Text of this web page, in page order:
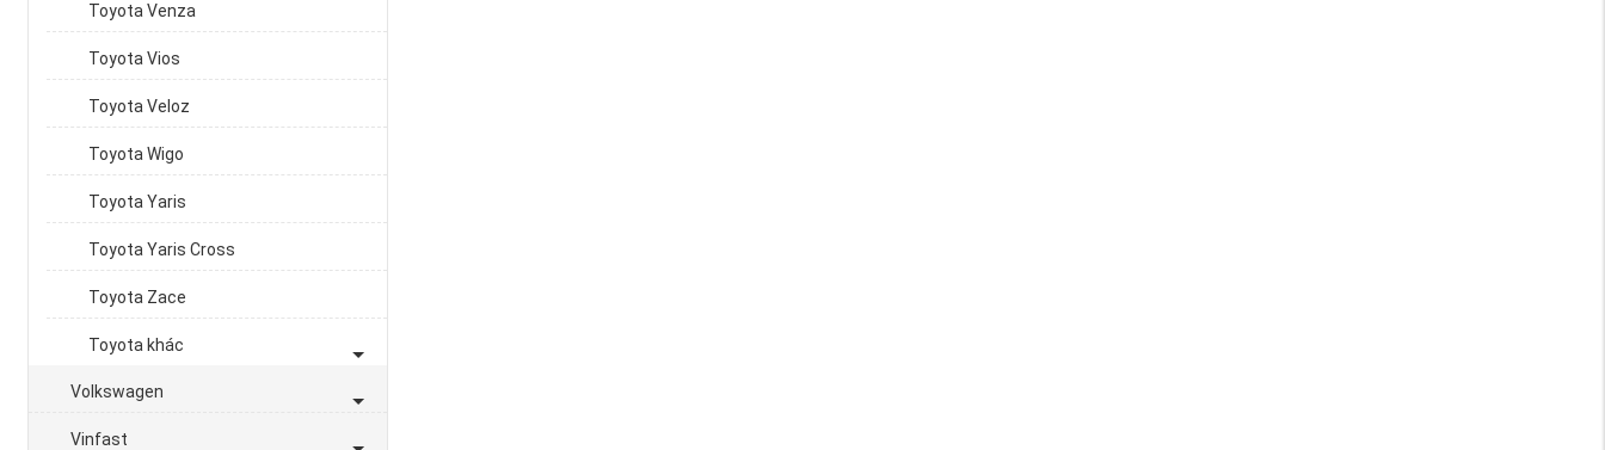
Toyota Venza
Toyota Vios
Toyota Veloz
Toyota Wigo
Toyota Yaris
Toyota Yaris Cross
Toyota Zace
Toyota khác
Volkswagen
Vinfast